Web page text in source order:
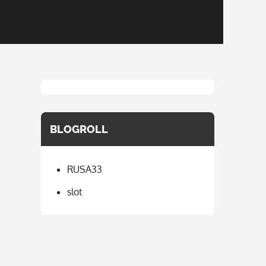
BLOGROLL
RUSA33
slot